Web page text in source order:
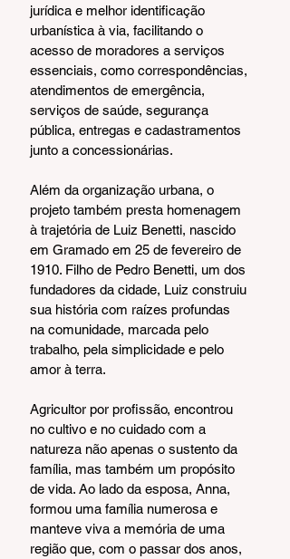
jurídica e melhor identificação
urbanística à via, facilitando o
acesso de moradores a serviços
essenciais, como correspondências,
atendimentos de emergência,
serviços de saúde, segurança
pública, entregas e cadastramentos
junto a concessionárias.
Além da organização urbana, o
projeto também presta homenagem
à trajetória de Luiz Benetti, nascido
em Gramado em 25 de fevereiro de
1910. Filho de Pedro Benetti, um dos
fundadores da cidade, Luiz construiu
sua história com raízes profundas
na comunidade, marcada pelo
trabalho, pela simplicidade e pelo
amor à terra.
Agricultor por profissão, encontrou
no cultivo e no cuidado com a
natureza não apenas o sustento da
família, mas também um propósito
de vida. Ao lado da esposa, Anna,
formou uma família numerosa e
manteve viva a memória de uma
região que, com o passar dos anos,